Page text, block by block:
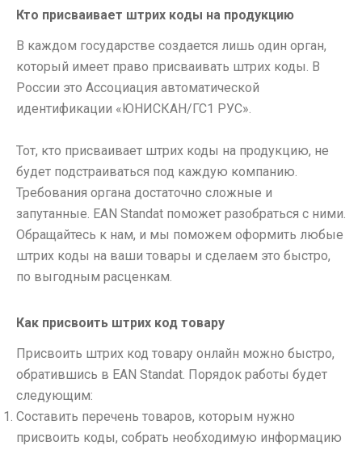
Кто присваивает штрих коды на продукцию
В каждом государстве создается лишь один орган,
который имеет право присваивать штрих коды. В
России это Ассоциация автоматической
идентификации «ЮНИСКАН/ГС1 РУС».
Тот, кто присваивает штрих коды на продукцию, не
будет подстраиваться под каждую компанию.
Требования органа достаточно сложные и
запутанные. EAN Standat поможет разобраться с ними.
Обращайтесь к нам, и мы поможем оформить любые
штрих коды на ваши товары и сделаем это быстро,
по выгодным расценкам.
Как присвоить штрих код товару
Присвоить штрих код товару онлайн можно быстро,
обратившись в EAN Standat. Порядок работы будет
следующим:
Составить перечень товаров, которым нужно
присвоить коды, собрать необходимую информацию